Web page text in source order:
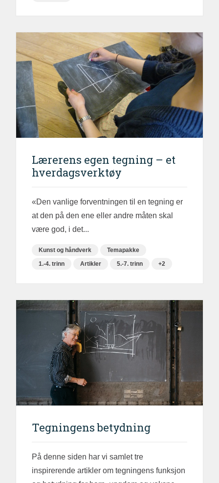
Lærerens egen tegning – et
hverdagsverktøy
«Den vanlige forventningen til en tegning er
at den på den ene eller andre måten skal
være god, i det...
Kunst og håndverk
Temapakke
1.-4. trinn
Artikler 5.-7. trinn +2
Tegningens betydning
På denne siden har vi samlet tre
inspirerende artikler om tegningens funksjon